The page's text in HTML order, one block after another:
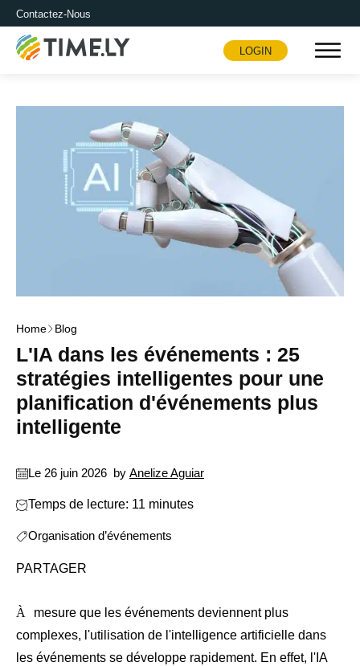
Contactez-Nous
Timely
LOGIN
Home Blog
L'IA dans les événements : 25
stratégies intelligentes pour une
planification d'événements plus
intelligente
Le 26 juin 2026 by Anelize Aguiar
Temps de lecture: 11 minutes
Organisation d’événements
PARTAGER
À mesure que les événements deviennent plus
complexes, l'utilisation de l'intelligence artificielle dans
les événements se développe rapidement. En effet, l'IA